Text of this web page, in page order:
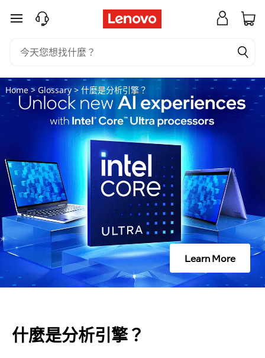
什
分
析
擎
？
跳至主要內容
Home> Glossary> 什麼是分析引擎？
Learn More
什麼是分析引擎？